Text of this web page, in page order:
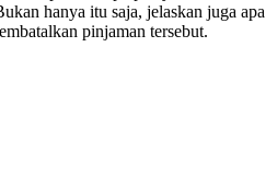
hanya itu saja, jelaskan juga apa
pinjaman tersebut.